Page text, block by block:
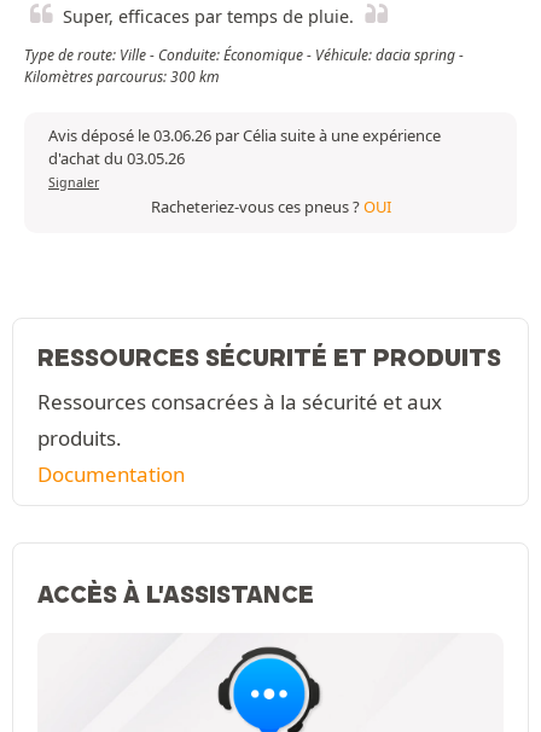
Super, efficaces par temps de pluie.
Type de route: Ville - Conduite: Économique - Véhicule: dacia spring -
Kilomètres parcourus: 300 km
Avis déposé le 03.06.26 par Célia suite à une expérience
d'achat du 03.05.26
Signaler
Racheteriez-vous ces pneus ?OUI
RESSOURCES SÉCURITÉ ET PRODUITS
Ressources consacrées à la sécurité et aux
produits.
Documentation
ACCÈS À L'ASSISTANCE